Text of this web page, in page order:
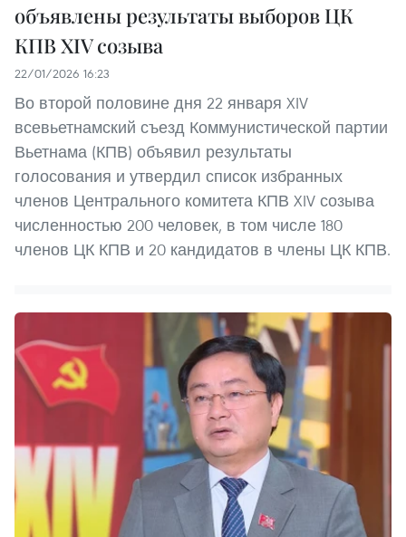
объявлены результаты выборов ЦК
КПВ XIV созыва
22/01/2026 16:23
Во второй половине дня 22 января XIV
всевьетнамский съезд Коммунистической партии
Вьетнама (КПВ) объявил результаты
голосования и утвердил список избранных
членов Центрального комитета КПВ XIV созыва
численностью 200 человек, в том числе 180
членов ЦК КПВ и 20 кандидатов в члены ЦК КПВ.